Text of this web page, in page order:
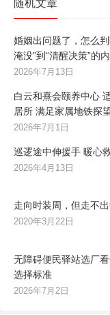
随机文章
婚姻出问题了，怎么
淹没”到“清醒决策”的
2026年7月13日
白云和熹会颐养中心
居所 满足家属地铁探
2026年7月1日
巡逻途中伸援手 暖心
2026年4月13日
走向时装周，但走不
2020年3月22日
无障碍便民驿站选厂
选择标准
2026年7月2日